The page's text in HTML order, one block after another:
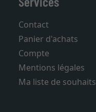
Services
Contact
Panier d'achats
Compte
Mentions légales